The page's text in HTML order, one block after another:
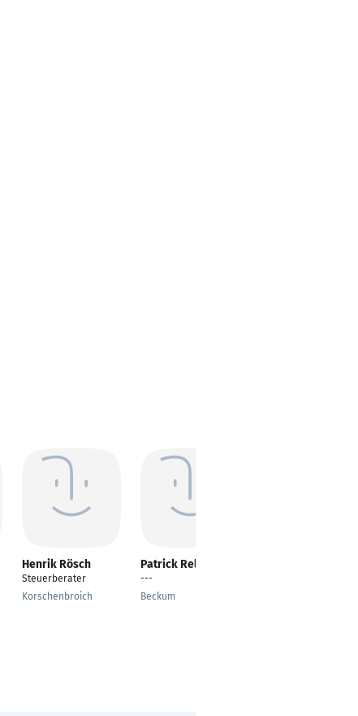
Henrik Rösch
Steuerberater
Korschenbroich
Patrick Relleke
---
Beckum